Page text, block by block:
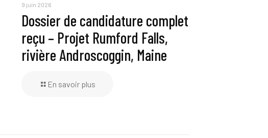
9 juin 2026
Dossier de candidature complet
reçu – Projet Rumford Falls,
rivière Androscoggin, Maine
En savoir plus